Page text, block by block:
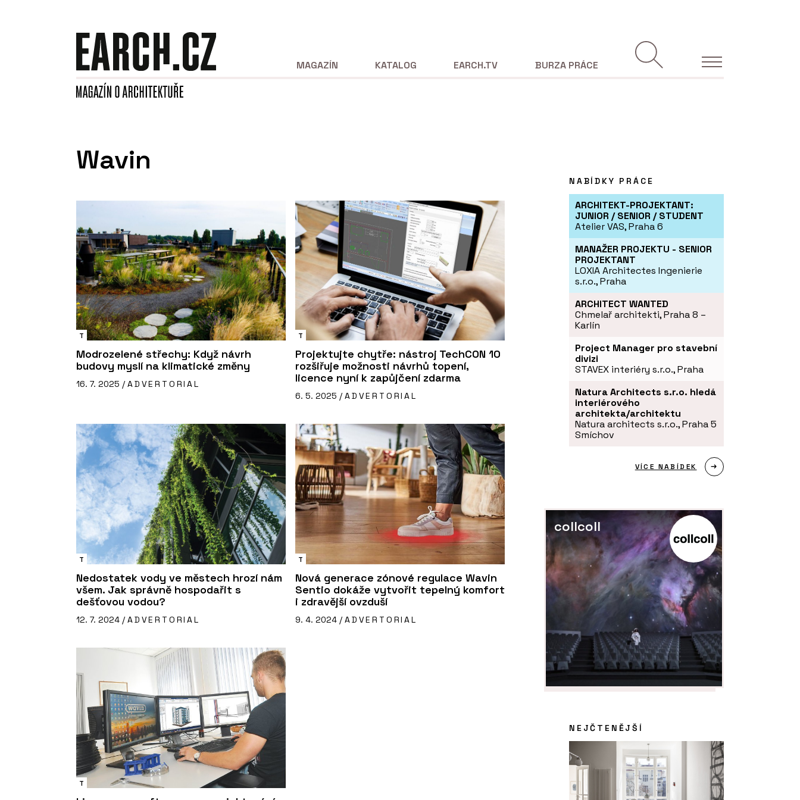
MAGAZÍN KATALOG EARCH.TV BURZA PRÁCE
Wavin
T
Modrozelené střechy: Když návrh
budovy myslí na klimatické změny
16. 7. 2025 / ADVERTORIAL
T
Projektujte chytře: nástroj TechCON 10
rozšiřuje možnosti návrhů topení,
licence nyní k zapůjčení zdarma
6. 5. 2025 / ADVERTORIAL
T
Nedostatek vody ve městech hrozí nám
všem. Jak správně hospodařit s
dešťovou vodou?
12. 7. 2024 / ADVERTORIAL
T
Nová generace zónové regulace Wavin
Sentio dokáže vytvořit tepelný komfort
i zdravější ovzduší
9. 4. 2024 / ADVERTORIAL
T
NABÍDKY PRÁCE
ARCHITEKT-PROJEKTANT:
JUNIOR / SENIOR / STUDENT
Atelier VAS, Praha 6
MANAŽER PROJEKTU - SENIOR
PROJEKTANT
LOXIA Architectes Ingenierie
s.r.o., Praha
ARCHITECT WANTED
Chmelař architekti, Praha 8 –
Karlín
Project Manager pro stavební
divizi
STAVEX interiéry s.r.o., Praha
Natura Architects s.r.o. hledá
interiérového
architekta/architektu
Natura architects s.r.o., Praha 5
Smíchov
VÍCE NABÍDEK
collcoll
NEJČTENĚJŠÍ